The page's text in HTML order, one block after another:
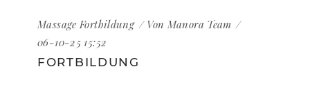
Massage Fortbildung Von Manora Team
06-10-25 15:52
FORTBILDUNG